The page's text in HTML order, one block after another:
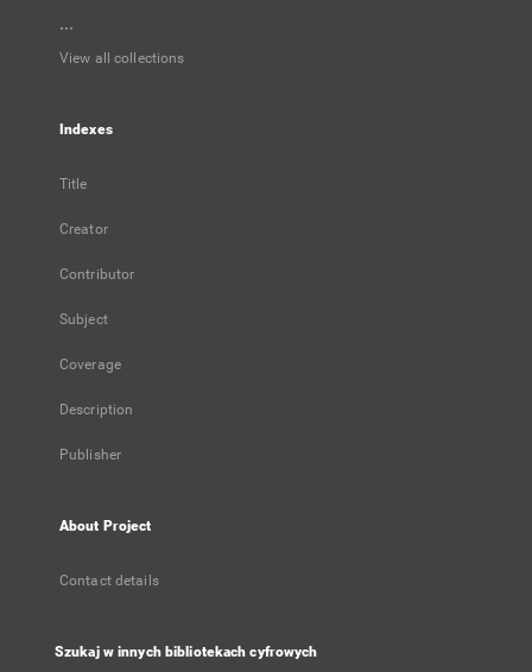
...
View all collections
Indexes
Title
Creator
Contributor
Subject
Coverage
Description
Publisher
About Project
Contact details
Szukaj w innych bibliotekach cyfrowych